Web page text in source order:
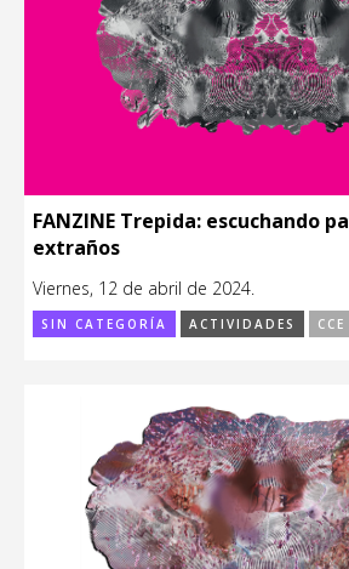
FANZINE Trepida: escuchando
extraños
Viernes, 12 de abril de 2024.
SIN CATEGORÍA ACTIVIDADES